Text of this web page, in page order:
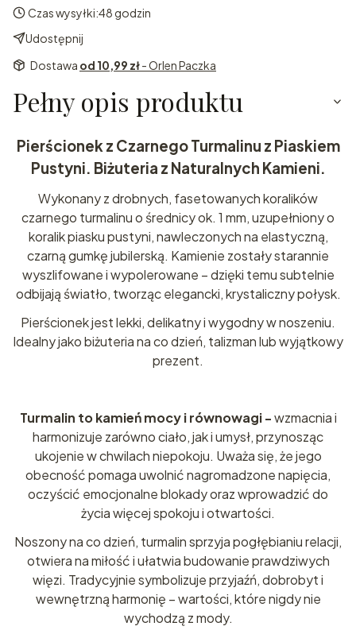
Czas wysyłki:48 godzin
Udostępnij
Dostawa od 10,99 zł- Orlen Paczka
Pełny opis produktu
Pierścionek z Czarnego Turmalinu z Piaskiem
Pustyni. Biżuteria z Naturalnych Kamieni.
Wykonany z drobnych, fasetowanych koralików
czarnego turmalinu o średnicy ok. 1 mm, uzupełniony o
koralik piasku pustyni, nawleczonych na elastyczną,
czarną gumkę jubilerską. Kamienie zostały starannie
wyszlifowane i wypolerowane – dzięki temu subtelnie
odbijają światło, tworząc elegancki, krystaliczny połysk.
Pierścionek jest lekki, delikatny i wygodny w noszeniu.
Idealny jako biżuteria na co dzień, talizman lub wyjątkowy
prezent.
Turmalin to kamień mocy i równowagi -wzmacnia i
harmonizuje zarówno ciało, jak i umysł, przynosząc
ukojenie w chwilach niepokoju. Uważa się, że jego
obecność pomaga uwolnić nagromadzone napięcia,
oczyścić emocjonalne blokady oraz wprowadzić do
życia więcej spokoju i otwartości.
Noszony na co dzień, turmalin sprzyja pogłębianiu relacji,
otwiera na miłość i ułatwia budowanie prawdziwych
więzi. Tradycyjnie symbolizuje przyjaźń, dobrobyt i
wewnętrzną harmonię – wartości, które nigdy nie
wychodzą z mody.